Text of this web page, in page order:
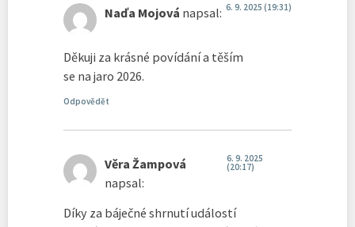
Naďa Mojová napsal: 6. 9. 2025 (19:31)
Děkuji za krásné povídání a těším
se na jaro 2026.
Odpovědět
Věra Žampová
napsal:
6. 9. 2025
(20:17)
Díky za báječné shrnutí událostí